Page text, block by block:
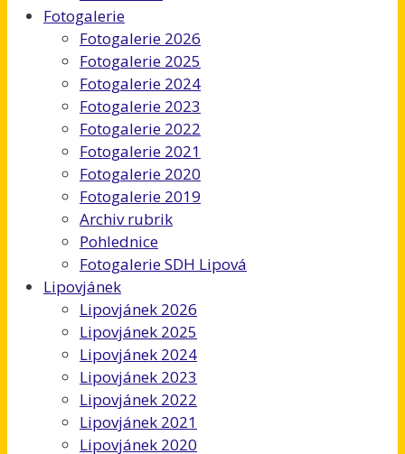
Fotogalerie
Fotogalerie 2026
Fotogalerie 2025
Fotogalerie 2024
Fotogalerie 2023
Fotogalerie 2022
Fotogalerie 2021
Fotogalerie 2020
Fotogalerie 2019
Archiv rubrik
Pohlednice
Fotogalerie SDH Lipová
Lipovjánek
Lipovjánek 2026
Lipovjánek 2025
Lipovjánek 2024
Lipovjánek 2023
Lipovjánek 2022
Lipovjánek 2021
Lipovjánek 2020